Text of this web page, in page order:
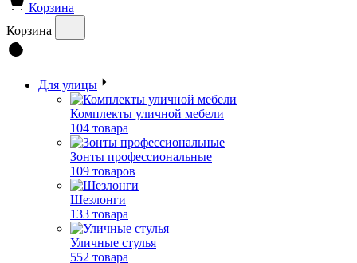
Корзина
Корзина
Для улицы
Комплекты уличной мебели
104 товара
Зонты профессиональные
109 товаров
Шезлонги
133 товара
Уличные стулья
552 товара